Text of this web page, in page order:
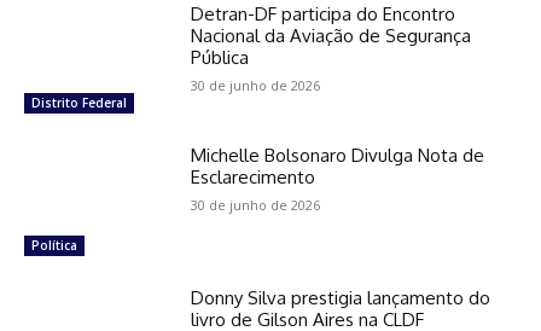
Distrito Federal
Detran-DF participa do Encontro
Nacional da Aviação de Segurança
Pública
30 de junho de 2026
Política
Michelle Bolsonaro Divulga Nota de
Esclarecimento
30 de junho de 2026
Donny Silva prestigia lançamento do
livro de Gilson Aires na CLDF